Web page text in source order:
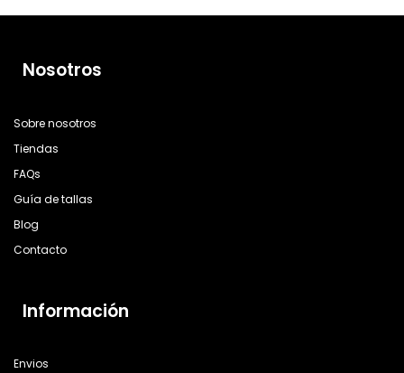
Nosotros
Sobre nosotros
Tiendas
FAQs
Guía de tallas
Blog
Contacto
Información
Envios